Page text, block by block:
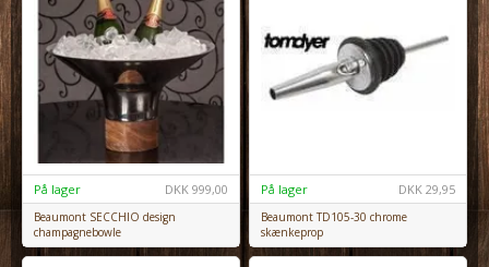
DKK 999,00
På lager
Beaumont SECCHIO design
champagnebowle
DKK 29,95
På lager
Beaumont TD105-30 chrome
skænkeprop